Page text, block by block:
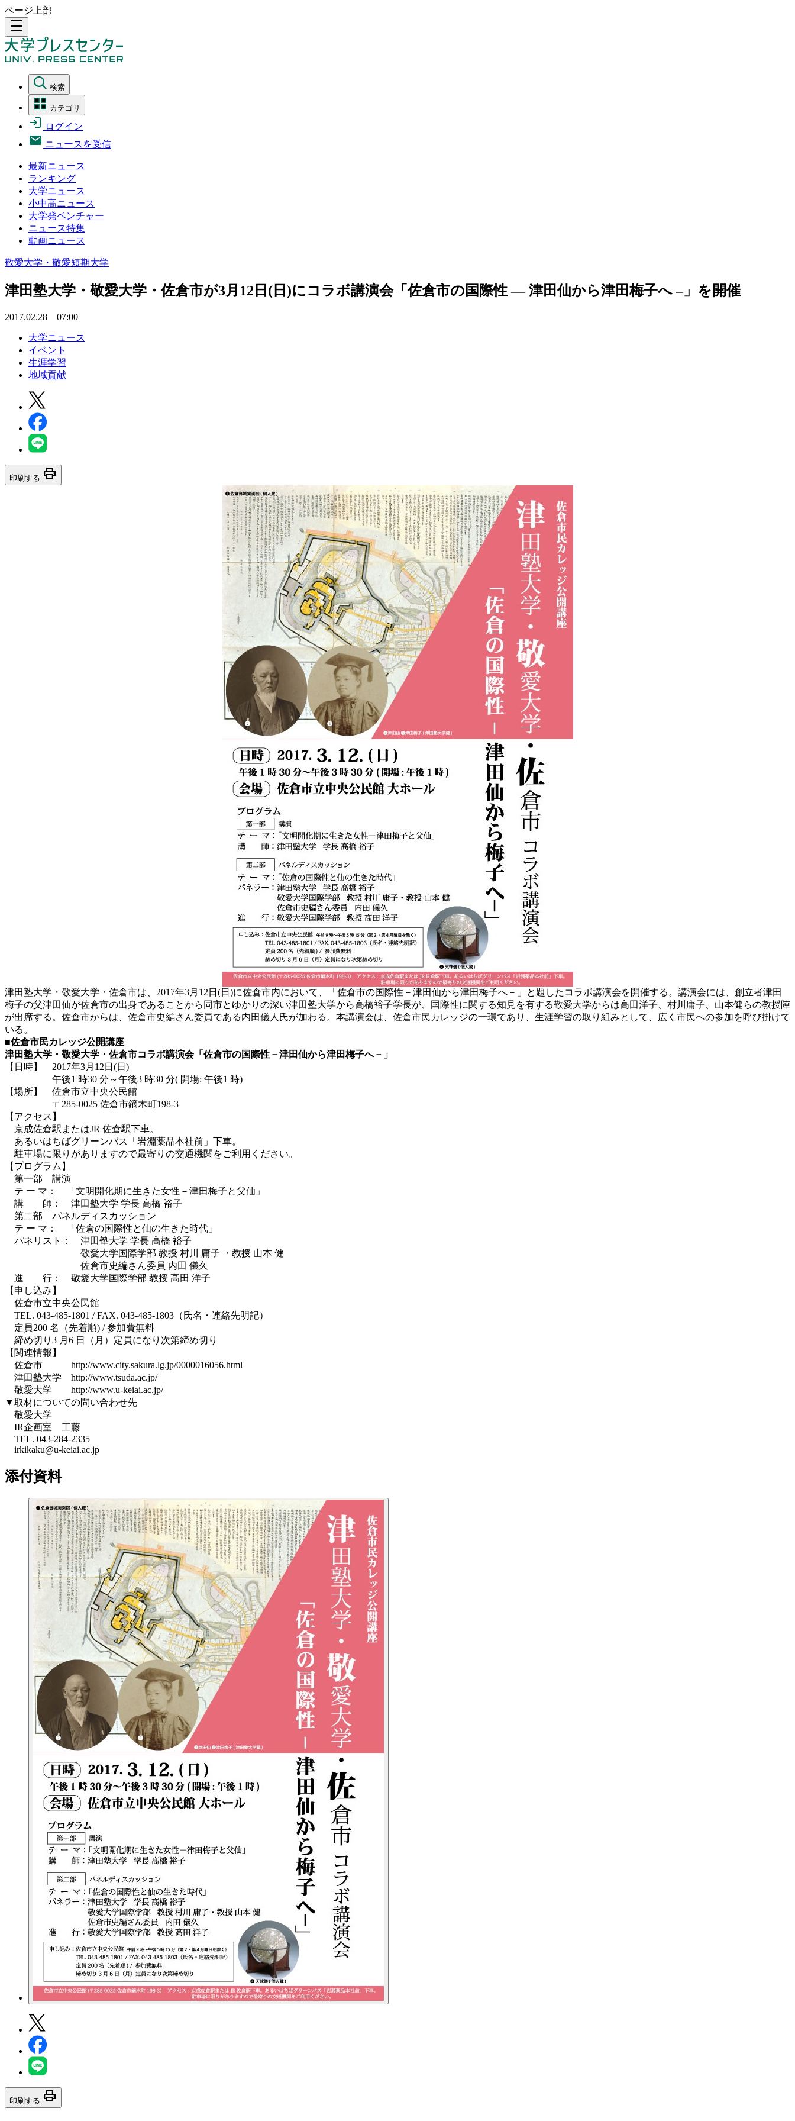
ページ上部
density_medium
検索
カテゴリ
ログイン
ニュースを受信
最新ニュース
ランキング
大学ニュース
小中高ニュース
大学発ベンチャー
ニュース特集
動画ニュース
敬愛大学・敬愛短期大学
津田塾大学・敬愛大学・佐倉市が3月12日(日)にコラボ講演会「佐倉市の国際性 — 津田仙から津田梅子へ –」を開催
2017.02.28 07:00
大学ニュース
イベント
生涯学習
地域貢献
印刷する print
津田塾大学・敬愛大学・佐倉市は、2017年3月12日(日)に佐倉市内において、「佐倉市の国際性－津田仙から津田梅子へ－」と題したコラボ講演会を開催する。講演会には、創立者津田
梅子の父津田仙が佐倉市の出身であることから同市とゆかりの深い津田塾大学から高橋裕子学長が、国際性に関する知見を有する敬愛大学からは高田洋子、村川庸子、山本健らの教授陣
が出席する。佐倉市からは、佐倉市史編さん委員である内田儀人氏が加わる。本講演会は、佐倉市民カレッジの一環であり、生涯学習の取り組みとして、広く市民への参加を呼び掛けて
いる。
■佐倉市民カレッジ公開講座
津田塾大学・敬愛大学・佐倉市コラボ講演会「佐倉市の国際性－津田仙から津田梅子へ－」
【日時】 2017年3月12日(日)
午後1 時30 分～午後3 時30 分( 開場: 午後1 時)
【場所】 佐倉市立中央公民館
〒285-0025 佐倉市鏑木町198-3
【アクセス】
京成佐倉駅またはJR 佐倉駅下車。
あるいはちばグリーンバス「岩淵薬品本社前」下車。
駐車場に限りがありますので最寄りの交通機関をご利用ください。
【プログラム】
第一部 講演
テ ー マ： 「文明開化期に生きた女性－津田梅子と父仙」
講 師： 津田塾大学 学長 高橋 裕子
第二部 パネルディスカッション
テ ー マ： 「佐倉の国際性と仙の生きた時代」
パネリスト： 津田塾大学 学長 高橋 裕子
敬愛大学国際学部 教授 村川 庸子 ・教授 山本 健
佐倉市史編さん委員 内田 儀久
進 行： 敬愛大学国際学部 教授 高田 洋子
【申し込み】
佐倉市立中央公民館
TEL. 043-485-1801 / FAX. 043-485-1803（氏名・連絡先明記）
定員200 名（先着順) / 参加費無料
締め切り3 月6 日（月）定員になり次第締め切り
【関連情報】
佐倉市 http://www.city.sakura.lg.jp/0000016056.html
津田塾大学 http://www.tsuda.ac.jp/
敬愛大学 http://www.u-keiai.ac.jp/
▼取材についての問い合わせ先
敬愛大学
IR企画室 工藤
TEL. 043-284-2335
irkikaku@u-keiai.ac.jp
添付資料
印刷する print